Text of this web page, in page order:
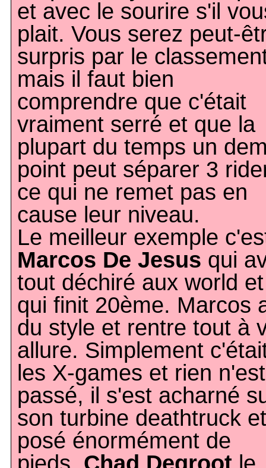
et avec le sourire s'il
plait. Vous serez peut-
surpris par le
mais il faut bien
comprendre que c'était
vraiment serré et que la
plupart du temps un
point peut séparer 3
ce qui ne remet pas en
cause leur niveau.
Le meilleur exemple
Marcos De Jesus qui
tout déchiré aux world et
qui finit 20ème. Marcos
du style et rentre tout à
allure. Simplement
les X-games et rien n'est
passé, il s'est acharné
son turbine deathtruck
posé énormément de